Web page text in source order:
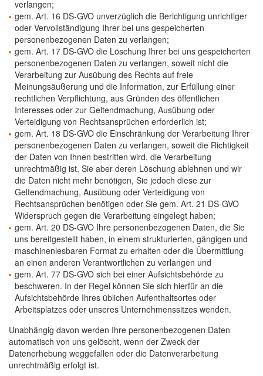
verlangen;
gem. Art. 16 DS-GVO unverzüglich die Berichtigung unrichtiger
oder Vervollständigung Ihrer bei uns gespeicherten
personenbezogenen Daten zu verlangen;
gem. Art. 17 DS-GVO die Löschung Ihrer bei uns gespeicherten
personenbezogenen Daten zu verlangen, soweit nicht die
Verarbeitung zur Ausübung des Rechts auf freie
Meinungsäußerung und die Information, zur Erfüllung einer
rechtlichen Verpflichtung, aus Gründen des öffentlichen
Interesses oder zur Geltendmachung, Ausübung oder
Verteidigung von Rechtsansprüchen erforderlich ist;
gem. Art. 18 DS-GVO die Einschränkung der Verarbeitung Ihrer
personenbezogenen Daten zu verlangen, soweit die Richtigkeit
der Daten von Ihnen bestritten wird, die Verarbeitung
unrechtmäßig ist, Sie aber deren Löschung ablehnen und wir
die Daten nicht mehr benötigen, Sie jedoch diese zur
Geltendmachung, Ausübung oder Verteidigung von
Rechtsansprüchen benötigen oder Sie gem. Art. 21 DS-GVO
Widerspruch gegen die Verarbeitung eingelegt haben;
gem. Art. 20 DS-GVO Ihre personenbezogenen Daten, die Sie
uns bereitgestellt haben, in einem strukturierten, gängigen und
maschinenlesbaren Format zu erhalten oder die Übermittlung
an einen anderen Verantwortlichen zu verlangen und
gem. Art. 77 DS-GVO sich bei einer Aufsichtsbehörde zu
beschweren. In der Regel können Sie sich hierfür an die
Aufsichtsbehörde Ihres üblichen Aufenthaltsortes oder
Arbeitsplatzes oder unseres Unternehmenssitzes wenden.
Unabhängig davon werden Ihre personenbezogenen Daten
automatisch von uns gelöscht, wenn der Zweck der
Datenerhebung weggefallen oder die Datenverarbeitung
unrechtmäßig erfolgt ist.